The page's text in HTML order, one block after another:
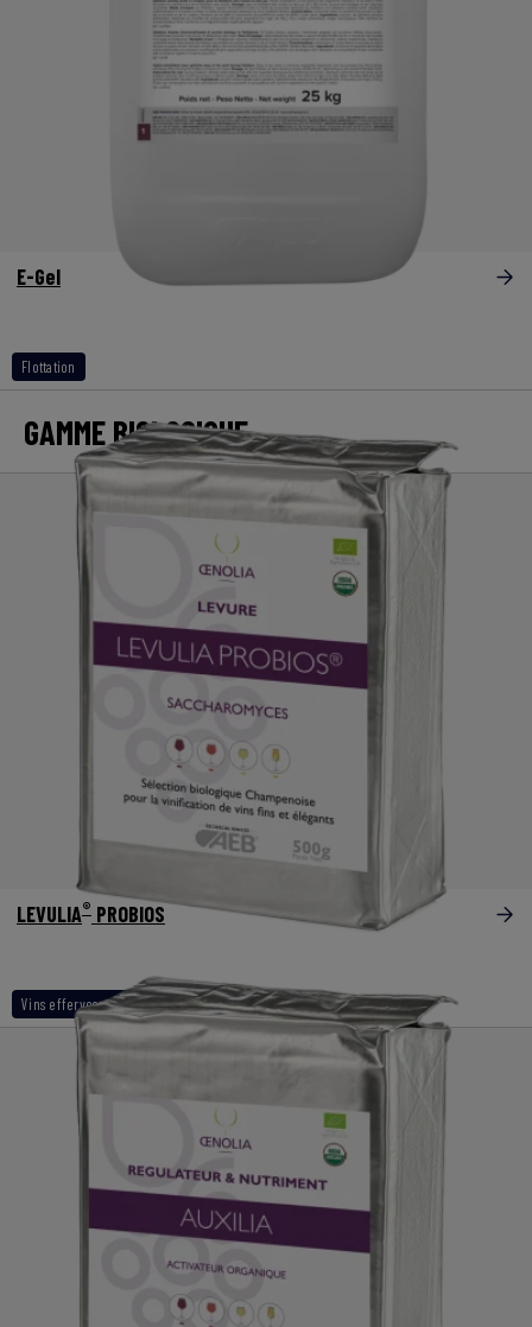
Flottation
E-Gel
GAMME BIOLOGIQUE
Vins effervescents Gamme biologique
LEVULIA® PROBIOS